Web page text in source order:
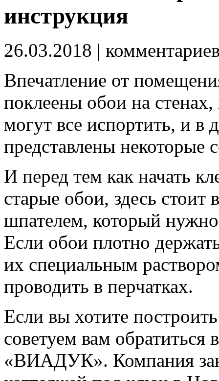
инструкция
26.03.2018 |
Впечатление от
поклеены обои на
могут все испортить, и в
представлены некоторые
И перед тем как начать
старые обои, здесь стоит
шпателем, который
Если обои плотно
их специальным
проводить в перчатках.
Если вы хотите
советуем вам
«ВИАДУК». Компания